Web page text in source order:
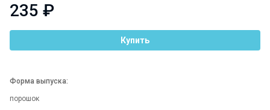
235 ₽
Купить
Форма выпуска:
порошок